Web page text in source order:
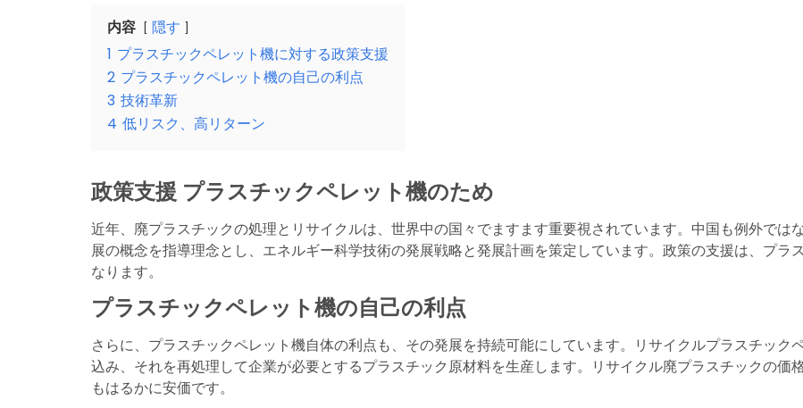
内容
隠す
1 プラスチックペレット機に対する政策支援
2 プラスチックペレット機の自己の利点
3 技術革新
4 低リスク、高リターン
政策支援 プラスチックペレット機のため
近年、廃プラスチックの処理とリサイクルは、世界中の国々でますます重要視されています。中国も例外では
展の概念を指導理念とし、エネルギー科学技術の発展戦略と発展計画を策定しています。政策の支援は、プラ
なります。
プラスチックペレット機の自己の利点
さらに、プラスチックペレット機自体の利点も、その発展を持続可能にしています。リサイクルプラスチック
込み、それを再処理して企業が必要とするプラスチック原材料を生産します。リサイクル廃プラスチックの価
もはるかに安価です。